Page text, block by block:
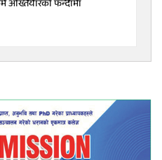
अख्तियारको फन्दामा